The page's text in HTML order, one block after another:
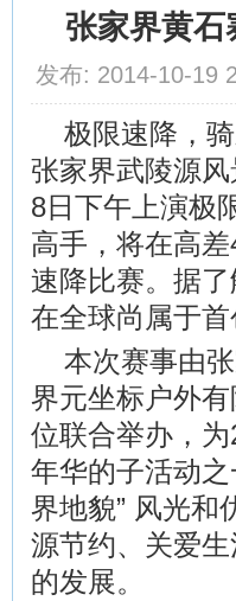
张家界黄石
发布: 2014-10-19
极限速降，
张家界武陵源
8日下午上演极
高手，将在高
速降比赛。据
在全球尚属于首
本次赛事由
界元坐标户外
位联合举办，
年华的子活动
界地貌” 风光和
源节约、关爱
的发展。